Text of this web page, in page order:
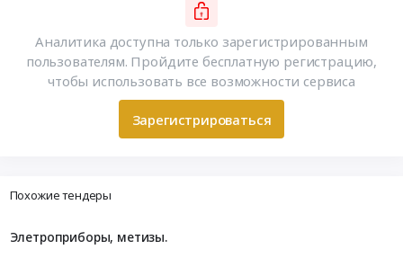
Аналитика доступна только зарегистрированным
пользователям. Пройдите бесплатную регистрацию,
чтобы использовать все возможности сервиса
Зарегистрироваться
Похожие тендеры
Элетроприборы, метизы.